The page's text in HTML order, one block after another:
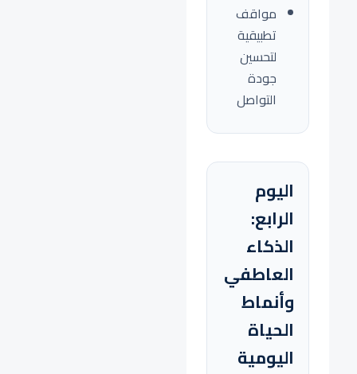
مواقف
تطبيقية
لتحسين
جودة
التواصل
اليوم
الرابع:
الذكاء
العاطفي
وأنماط
الحياة
اليومية